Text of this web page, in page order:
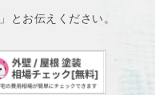
とお伝えください。